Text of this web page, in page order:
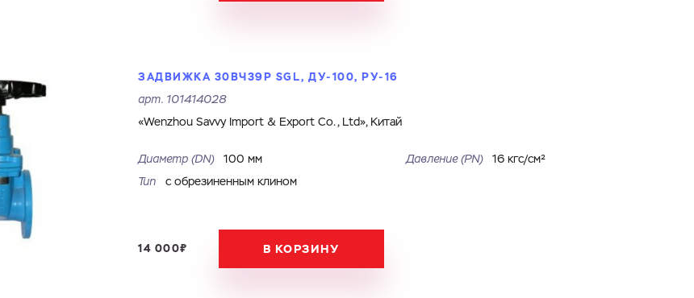
ЗАДВИЖКА 30ВЧ39Р SGL, ДУ-100, РУ-16
арт. 101414028
«Wenzhou Savvy Import & Export Co., Ltd», Китай
Диаметр (DN) 100 мм Давление (PN)
16 кгс/см²
Тип
с обрезиненным клином
14 000₽ В КОРЗИНУ